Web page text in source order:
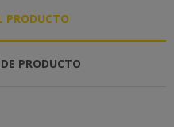
PRODUCTO
PRODUCTO